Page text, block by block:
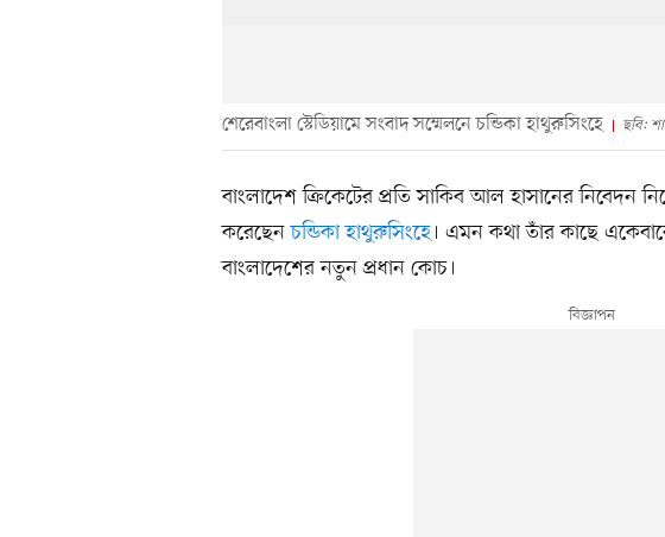
শেরেবাংলা স্টেডিয়ামে সংবাদ সম্মেলনে চন্ডিকা হাথুরুসিংহে ছবি:
বাংলাদেশ ক্রিকেটের প্রতি সাকিব আল হাসানের নিবেদন
করেছেনচন্ডিকা হাথুরুসিংহে। এমন কথা তাঁর কাছে
বাংলাদেশের নতুন প্রধান কোচ।